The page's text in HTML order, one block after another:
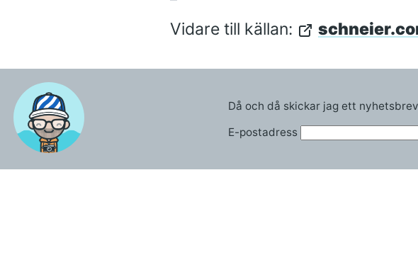
Vidare till källan:
Då och då skickar jag ett
E-postadress